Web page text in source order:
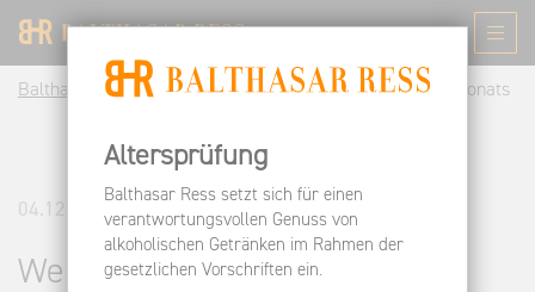
Balthasar Ress DE Informieren News Wein des Monats
04.12.2012
Wein des Monats
Altersprüfung
Balthasar Ress setzt sich für einen
verantwortungsvollen Genuss von
alkoholischen Getränken im Rahmen der
gesetzlichen Vorschriften ein.